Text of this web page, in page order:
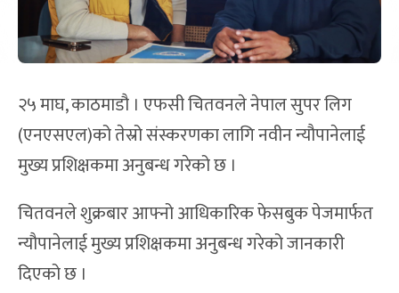
२५ माघ, काठमाडौ । एफसी चितवनले नेपाल सुपर लिग
(एनएसएल)को तेस्रो संस्करणका लागि नवीन न्यौपानेलाई
मुख्य प्रशिक्षकमा अनुबन्ध गरेको छ ।
चितवनले शुक्रबार आफ्नो आधिकारिक फेसबुक पेजमार्फत
न्यौपानेलाई मुख्य प्रशिक्षकमा अनुबन्ध गरेको जानकारी
दिएको छ ।